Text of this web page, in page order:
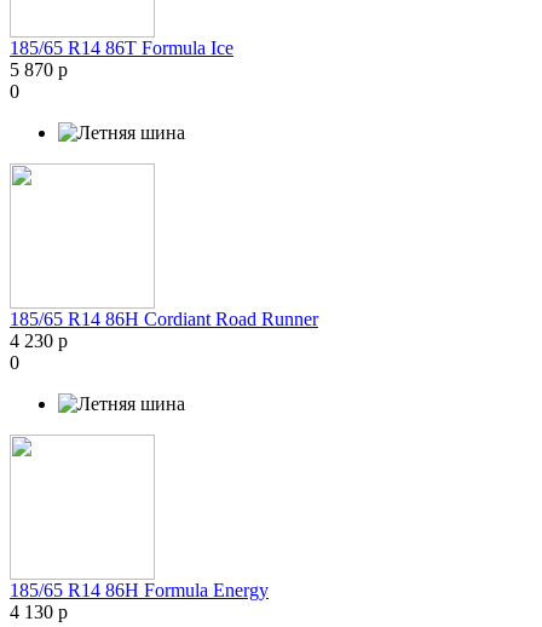
185/65 R14 86T Formula Ice
5 870 р
0
185/65 R14 86H Cordiant Road Runner
4 230 р
0
185/65 R14 86H Formula Energy
4 130 р